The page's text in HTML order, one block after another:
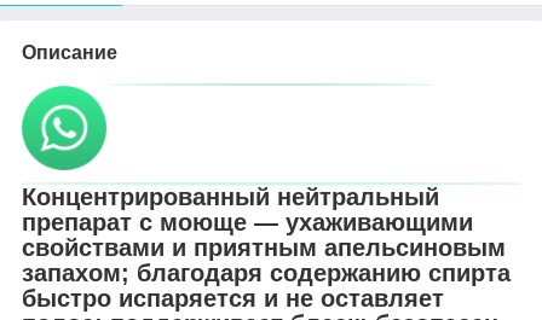
Описание
Концентрированный нейтральный
препарат с моюще ― ухаживающими
свойствами и приятным апельсиновым
запахом; благодаря содержанию спирта
быстро испаряется и не оставляет